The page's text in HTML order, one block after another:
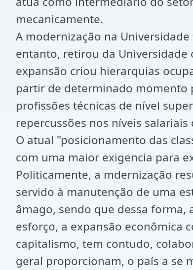
mecanicamente.
A modernização na
entanto, retirou da Universidade
expansão criou hierarquias
partir de determinado momento
profissões técnicas de nível
repercussões nos níveis
O atual "posicionamento das
com uma maior exigencia para
Politicamente, a mdernização
servido à manutenção de uma
âmago, sendo que dessa forma,
esforço, a expansão econômica
capitalismo, tem contudo,
geral proporcionam, o país a se